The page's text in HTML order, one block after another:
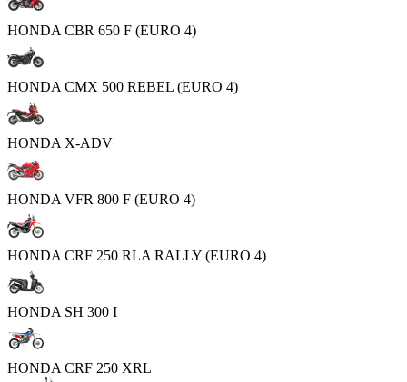
HONDA CBR 650 F (EURO 4)
HONDA CMX 500 REBEL (EURO 4)
HONDA X-ADV
HONDA VFR 800 F (EURO 4)
HONDA CRF 250 RLA RALLY (EURO 4)
HONDA SH 300 I
HONDA CRF 250 XRL